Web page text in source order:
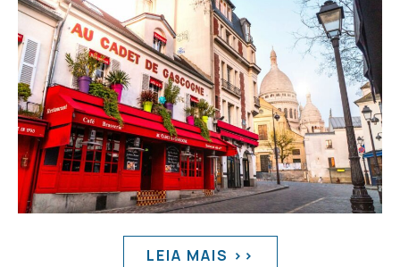
LEIA MAIS >>